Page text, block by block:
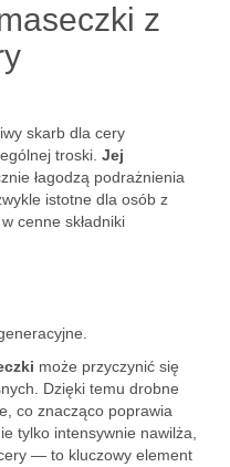
z
skarb dla cery
troski. Jej
łagodzą podrażnienia
istotne dla osób z
cenne składniki
może przyczynić się
Dzięki temu drobne
co znacząco poprawia
tylko intensywnie nawilża,
— to kluczowy element